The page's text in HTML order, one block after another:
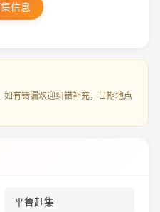
信息
有错漏欢迎纠错补充，日期地点
平鲁赶集